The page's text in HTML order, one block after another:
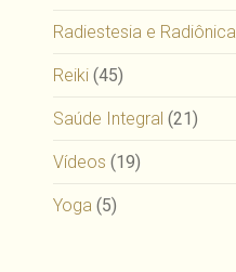
Radiestesia e Radiônica
Reiki (45)
Saúde Integral (21)
Vídeos (19)
Yoga (5)